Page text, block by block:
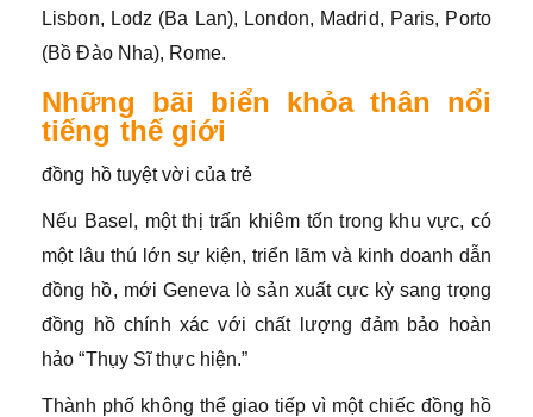
Lisbon, Lodz (Ba Lan), London, Madrid, Paris, Porto
(Bồ Đào Nha), Rome.
Những bãi biển khỏa thân nổi
tiếng thế giới
đồng hồ tuyệt vời của trẻ
Nếu Basel, một thị trấn khiêm tốn trong khu vực, có
một lâu thú lớn sự kiện, triển lãm và kinh doanh dẫn
đồng hồ, mới Geneva lò sản xuất cực kỳ sang trọng
đồng hồ chính xác với chất lượng đảm bảo hoàn
hảo “Thụy Sĩ thực hiện.”
Thành phố không thể giao tiếp vì một chiếc đồng hồ